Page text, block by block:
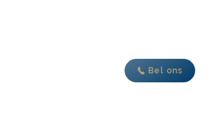
Bel ons